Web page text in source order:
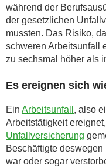
während der
der gesetzlichen
mussten. Das Risiko,
schweren Arbeitsunfall
zu sechsmal höher als
Es ereignen sich
Ein Arbeitsunfall , also
Arbeitstätigkeit
Unfallversicherung
Beschäftigte
war oder sogar